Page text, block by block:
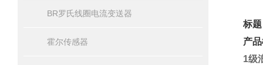
BR罗氏线圈电流变送器
霍尔传感器
标
产
1级